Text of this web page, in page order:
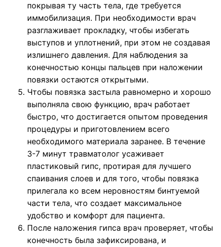
покрывая ту часть тела, где требуется
иммобилизация. При необходимости врач
разглаживает прокладку, чтобы избегать
выступов и уплотнений, при этом не создавая
излишнего давления. Для наблюдения за
конечностью концы пальцев при наложении
повязки остаются открытыми.
Чтобы повязка застыла равномерно и хорошо
выполняла свою функцию, врач работает
быстро, что достигается опытом проведения
процедуры и приготовлением всего
необходимого материала заранее. В течение
3-7 минут травматолог усаживает
пластиковый гипс, протирая для лучшего
спаивания слоев и для того, чтобы повязка
прилегала ко всем неровностям бинтуемой
части тела, что создает максимальное
удобство и комфорт для пациента.
После наложения гипса врач проверяет, чтобы
конечность была зафиксирована, и